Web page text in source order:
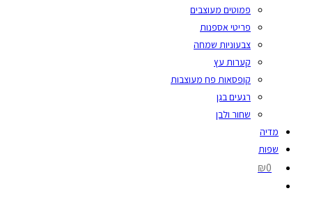
פמוטים מעוצבים
פריטי אספנות
צבעוניות שמחה
קערות עץ
קופסאות פח מעוצבות
רגעים בגן
שחור ולבן
מדיה
שפות
₪0